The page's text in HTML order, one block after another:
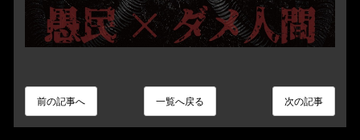
次の記事
一覧へ戻る
前の記事へ